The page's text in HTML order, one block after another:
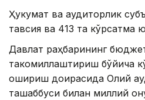
Ҳукумат ва аудиторлик
тавсия ва 413 та кўрсатма
Давлат раҳбарининг
такомиллаштириш бўйича
ошириш доирасида Олий
ташаббуси билан миллий